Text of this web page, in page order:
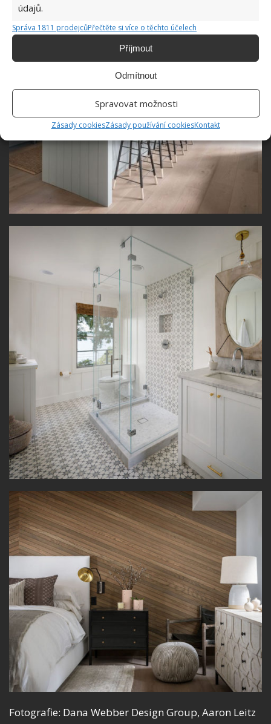
údajů.
Správa 1811 prodejcůPřečtěte si více o těchto účelech
Příjmout
Odmítnout
Spravovat možnosti
Zásady cookiesZásady používání cookiesKontakt
Fotografie: Dana Webber Design Group, Aaron Leitz